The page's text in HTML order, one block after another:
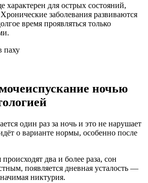
характерен для острых состояний,
заболевания развиваются
время проявляться только
ночью
один раз за ночь и это не нарушает
о варианте нормы, особенно после
два и более раза, сон
появляется дневная усталость —
никтурия.